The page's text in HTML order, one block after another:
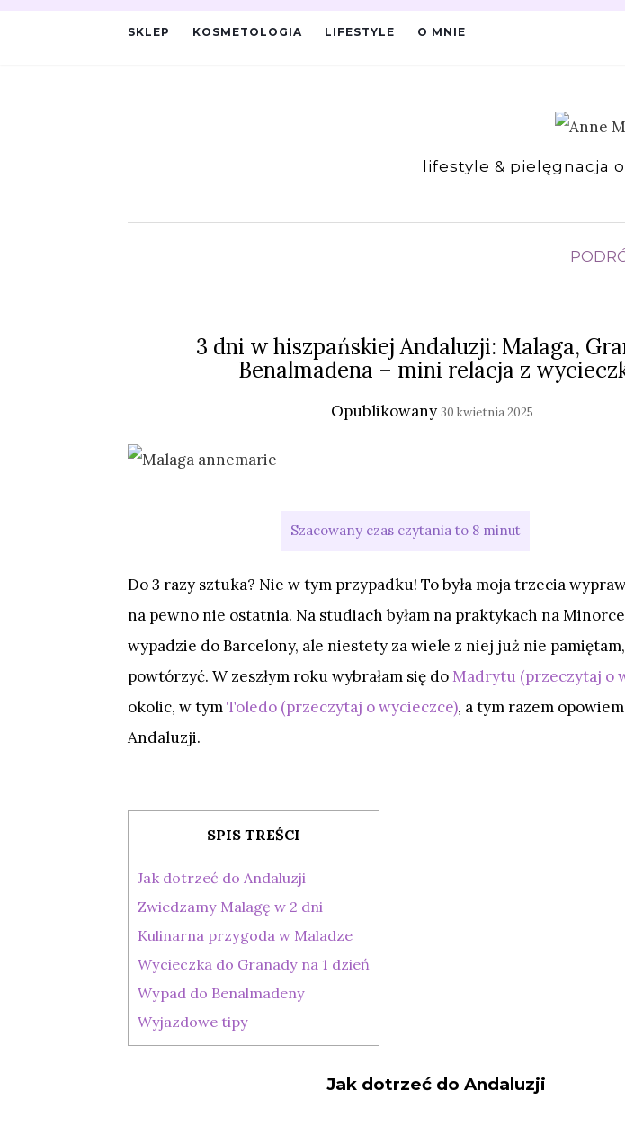
SKLEP KOSMETOLOGIA LIFESTYLE O MNIE
lifestyle & pielęgnacja
3 dni w hiszpańskiej Andaluzji: Malaga,
Benalmadena – mini relacja z
Opublikowany 30 kwietnia 2025
Do 3 razy sztuka? Nie w tym przypadku! To była moja trzecia
na pewno nie ostatnia. Na studiach byłam na praktykach na
wypadzie do Barcelony, ale niestety za wiele z niej już nie
powtórzyć. W zeszłym roku wybrałam się doMadrytu (przeczytaj o
okolic, w tymToledo (przeczytaj o wycieczce), a tym razem
Andaluzji.
SPIS TREŚCI
Jak dotrzeć do Andaluzji
Zwiedzamy Malagę w 2 dni
Kulinarna przygoda w Maladze
Wycieczka do Granady na 1 dzień
Wypad do Benalmadeny
Wyjazdowe tipy
Jak dotrzeć do Andaluzji